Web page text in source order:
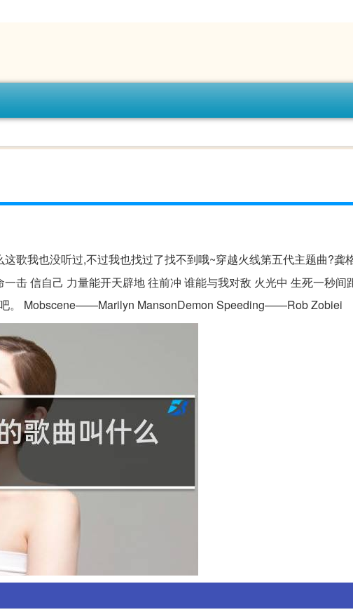
这歌我也没听过,不过我也找过了找不到哦~穿越火线第五代主题曲?龚
击 信自己 力量能开天辟地 往前冲 谁能与我对敌 火光中 生死一秒间
。 Mobscene——Marilyn MansonDemon Speeding——Rob Zobiei